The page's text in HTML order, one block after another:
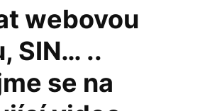
webovou
SIN… ..
se na